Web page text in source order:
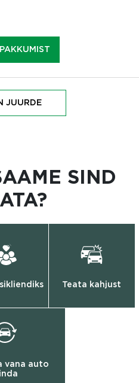
JUURDE
SIND
Teata kahjust
vana auto